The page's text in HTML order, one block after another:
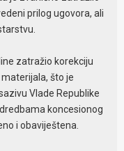
prilog ugovora, ali
zatražio korekciju
što je
Vlade Republike
koncesionog
i obaviještena.